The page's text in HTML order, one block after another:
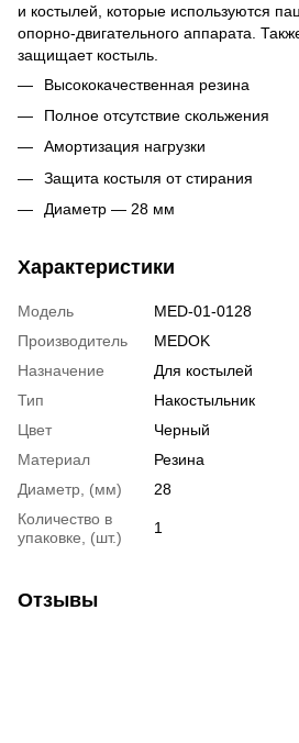
и костылей, которые используются
опорно-двигательного аппарата.
защищает костыль.
Высококачественная резина
Полное отсутствие скольжения
Амортизация нагрузки
Защита костыля от стирания
Диаметр — 28 мм
Характеристики
Модель
MED-01-0128
Производитель
MEDOK
Назначение
Для костылей
Тип
Накостыльник
Цвет
Черный
Материал
Резина
Диаметр, (мм)
28
Количество в
упаковке, (шт.)
1
Отзывы